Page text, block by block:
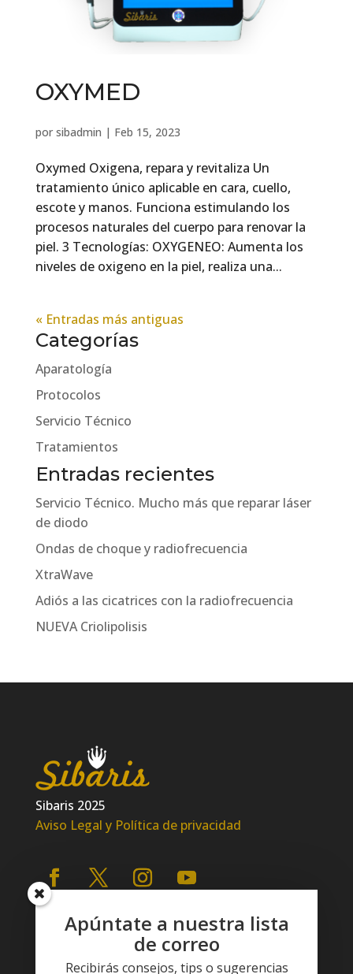
OXYMED
por sibadmin | Feb 15, 2023
Oxymed Oxigena, repara y revitaliza Un
tratamiento único aplicable en cara, cuello,
escote y manos. Funciona estimulando los
procesos naturales del cuerpo para renovar la
piel. 3 Tecnologías: OXYGENEO: Aumenta los
niveles de oxigeno en la piel, realiza una...
« Entradas más antiguas
Categorías
Aparatología
Protocolos
Servicio Técnico
Tratamientos
Entradas recientes
Servicio Técnico. Mucho más que reparar láser
de diodo
Ondas de choque y radiofrecuencia
XtraWave
Adiós a las cicatrices con la radiofrecuencia
NUEVA Criolipolisis
Sibaris 2025
Aviso Legal y Política de privacidad
Apúntate a nuestra lista
de correo
Recibirás consejos, tips o sugerencias